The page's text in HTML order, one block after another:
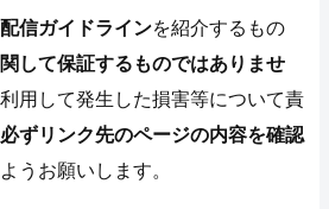
配信ガイドラインを紹介するもの
して保証するものではありませ
用して発生した損害等について責
必ずリンク先のページの内容を確認
うお願いします。